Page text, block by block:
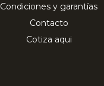
Condiciones y garantías
Contacto
Cotiza aqui